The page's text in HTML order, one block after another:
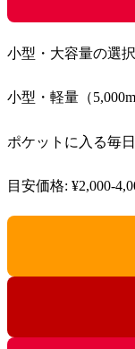
小型・大容量の選
小型・軽量（
ポケットに入る毎
目安価格: ¥2,000-